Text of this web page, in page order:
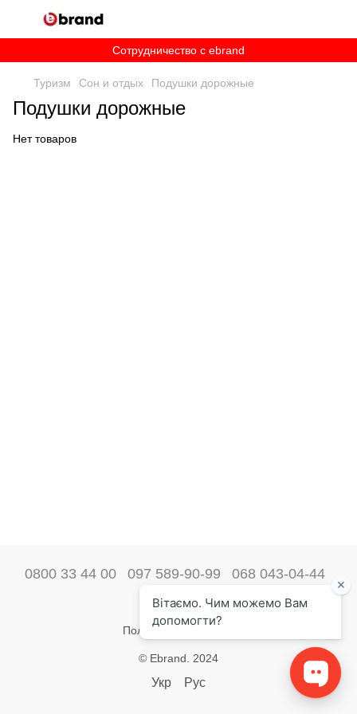
Сотрудничество c ebrand
Туризм Сон и отдых Подушки дорожные
Подушки дорожные
Нет товаров
0800 33 44 00 097 589-90-99 068 043-04-44
Наши контакты
Полная версия сайта
© Ebrand. 2024
Укр Рус